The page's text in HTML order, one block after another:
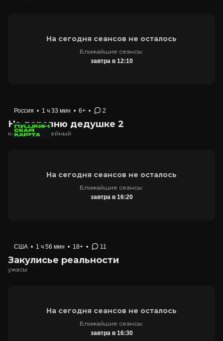
На сегодня сеансов не осталось
Ближайшие сеансы:
завтра в 12:10
Россия • 1 ч 33 мин • 6+ • 2
На деревню дедушке 2
комедия, семейный
На сегодня сеансов не осталось
Ближайшие сеансы:
завтра в 16:20
США • 1 ч 56 мин • 18+ • 11
Закулисье реальности
ужасы
На сегодня сеансов не осталось
Ближайшие сеансы:
завтра в 16:30